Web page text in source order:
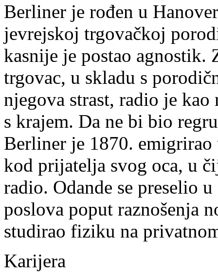
Berliner je rođen u
jevrejskoj trgovačkoj
kasnije je postao agnostik.
trgovac, u skladu s
njegova strast, radio je
s krajem. Da ne bi bio
Berliner je 1870.
kod prijatelja svog oca, u
radio. Odande se preselio
poslova poput raznošenja
studirao fiziku na
Karijera